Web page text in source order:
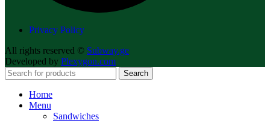
Privacy Policy
All rights reserved © Subway.ge
Developed by Plexygon.com
Search
Home
Menu
Sandwiches